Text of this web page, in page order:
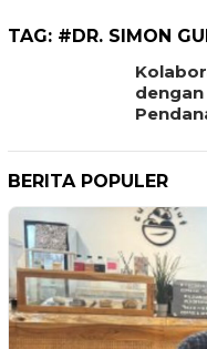
TAG: #DR. SIMON
dengan
BERITA POPULER